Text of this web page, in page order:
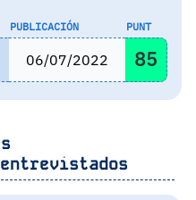
PUBLICACIÓN PUNT
06/07/2022 85